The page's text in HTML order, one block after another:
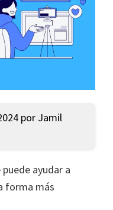
por Jamil
ayudar a
forma más